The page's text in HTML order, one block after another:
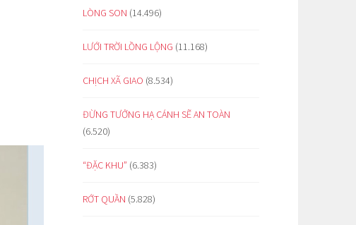
LÒNG SON (14.496)
LƯỚI TRỜI LỒNG LỘNG (11.168)
CHỊCH XÃ GIAO (8.534)
ĐỪNG TƯỞNG HẠ CÁNH SẼ AN TOÀN
(6.520)
“ĐẶC KHU” (6.383)
RỚT QUẦN (5.828)